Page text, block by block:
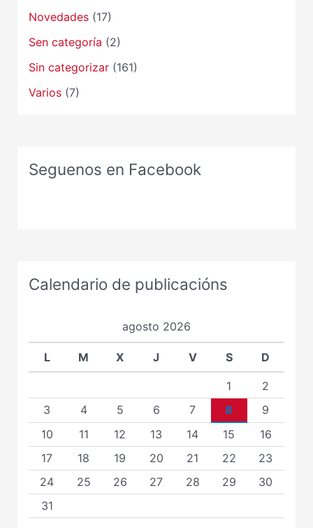
Novedades(17)
Sen categoría (2)
Sin categorizar(161)
Varios(7)
Seguenos en Facebook
Calendario de publicacións
agosto 2026
L M X J V S D
1
2
3
4 5 6 7 8
9
10
11 12 13 14 15
16
17
18 19 20 21 22
23
24
25 26 27 28 29
30
31